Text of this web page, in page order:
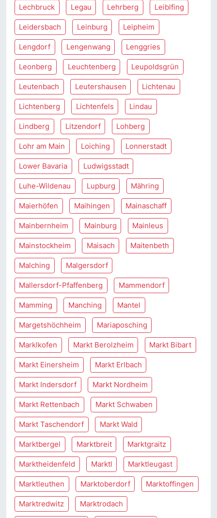
Lechbruck Legau Lehrberg Leiblfing
Leidersbach Leinburg Leipheim
Lengdorf Lengenwang Lenggries
Leonberg Leuchtenberg Leupoldsgrün
Leutenbach Leutershausen Lichtenau
Lichtenberg Lichtenfels Lindau
Lindberg Litzendorf Lohberg
Lohr am Main Loiching Lonnerstadt
Lower Bavaria Ludwigsstadt
Luhe-Wildenau Lupburg Mähring
Maierhöfen Maihingen Mainaschaff
Mainbernheim Mainburg Mainleus
Mainstockheim Maisach Maitenbeth
Malching Malgersdorf
Mallersdorf-Pfaffenberg Mammendorf
Mamming Manching Mantel
Margetshöchheim Mariaposching
Marklkofen Markt Berolzheim Markt Bibart
Markt Einersheim Markt Erlbach
Markt Indersdorf Markt Nordheim
Markt Rettenbach Markt Schwaben
Markt Taschendorf Markt Wald
Marktbergel Marktbreit Marktgraitz
Marktheidenfeld Marktl Marktleugast
Marktleuthen Marktoberdorf Marktoffingen
Marktredwitz Marktrodach